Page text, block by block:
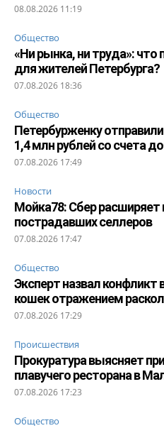
08.08.2026 11:19
Общество
«Ни рынка, ни труда»: что
для жителей Петербурга?
07.08.2026 18:36
Общество
Петербурженку
1,4 млн рублей со счета
07.08.2026 17:49
Новости
Мойка78: Сбер
пострадавших селлеров
07.08.2026 17:47
Общество
Эксперт назвал конфликт
кошек отражением
07.08.2026 17:29
Происшествия
Прокуратура выясняет
плавучего ресторана в
07.08.2026 17:23
Общество